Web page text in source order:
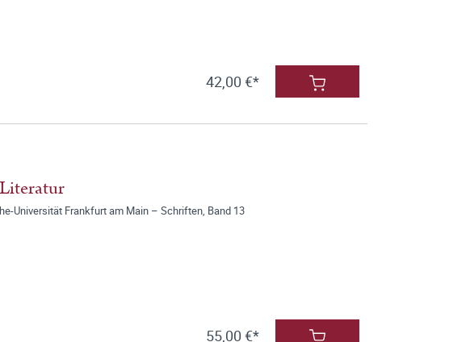
42,00 €*
Universität Frankfurt am Main – Schriften, Band 13
55,00 €*